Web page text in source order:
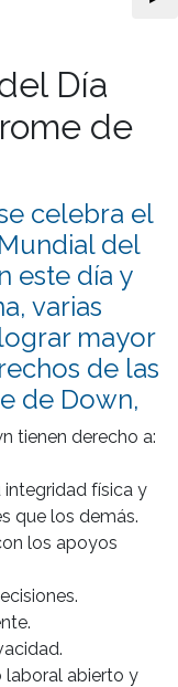
Día
de
celebra el
del
este día y
varias
mayor
de las
de Down,
tienen derecho a:
que los demás.